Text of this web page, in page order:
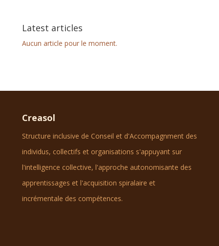
Latest articles
Aucun article pour le moment.
Creasol
Structure inclusive de Conseil et d'Accompagnment des
individus, collectifs et organisations s'appuyant sur
l'intelligence collective, l'approche autonomisante des
apprentissages et l'acquisition spiralaire et
incrémentale des compétences.